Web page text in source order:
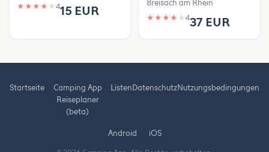
★ ★ ★ ★ ★ 415 EUR
Breisach am Rhein
★ ★ ★ ★ ★ 437 EUR
Startseite
Camping App
Reiseplaner
(beta)
Listen DatenschutzNutzungsbedingungen
Android iOS